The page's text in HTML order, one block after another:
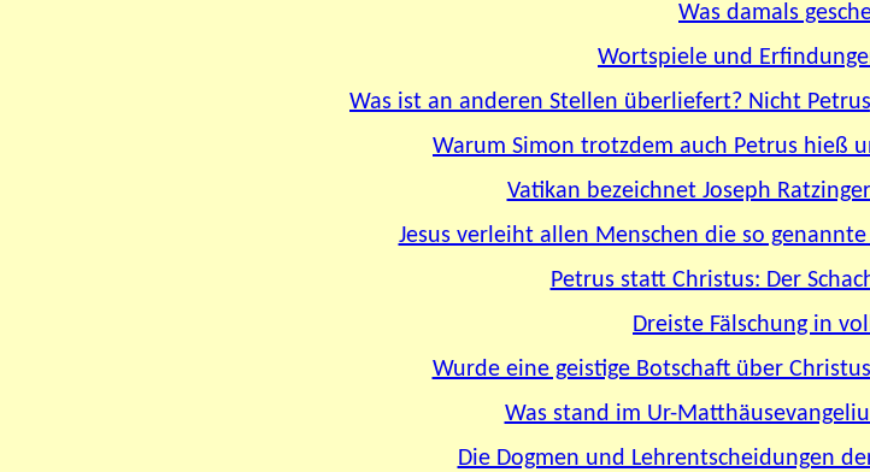
Was damals
Wortspiele und
Was ist an anderen Stellen überliefert? Nicht
Warum Simon trotzdem auch Petrus hieß
Vatikan bezeichnet Joseph
Jesus verleiht allen Menschen die so
Petrus statt Christus: Der
Dreiste Fälschung in
Wurde eine geistige Botschaft über
Was stand im Ur-
Die Dogmen und Lehrentscheidungen